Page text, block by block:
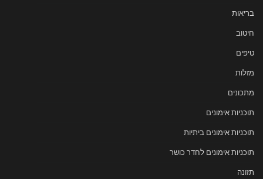
בריאות
חיטוב
טיפים
מזלות
מתכונים
תוכניות אימונים
תוכניות אימונים ביתיות
תוכניות אימונים לחדר כושר
תזונה